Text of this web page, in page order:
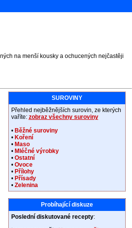
na menší kousky a ochucených nejčastěji
SUROVINY
Přehled nejběžnějších surovin, ze kterých
vaříte: zobraz všechny suroviny
• Běžné suroviny
• Koření
• Maso
• Mléčné výrobky
• Ostatní
• Ovoce
• Přílohy
• Přísady
• Zelenina
Probíhající diskuze
Poslední diskutované recepty: